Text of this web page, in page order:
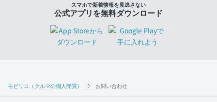
モビリコ（クルマの個人売買） お問い合わせ
スマホで新着情報を見逃さない
公式アプリを無料ダウンロード